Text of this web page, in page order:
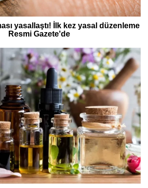
yasallaştı! İlk kez yasal düzenleme
Resmi Gazete'de